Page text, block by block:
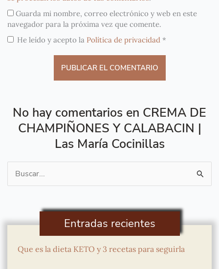
Guarda mi nombre, correo electrónico y web en este
navegador para la próxima vez que comente.
He leído y acepto la Política de privacidad *
No hay comentarios en CREMA DE
CHAMPIÑONES Y CALABACIN |
Las María Cocinillas
Buscar
por:
Entradas recientes
Que es la dieta KETO y 3 recetas para seguirla